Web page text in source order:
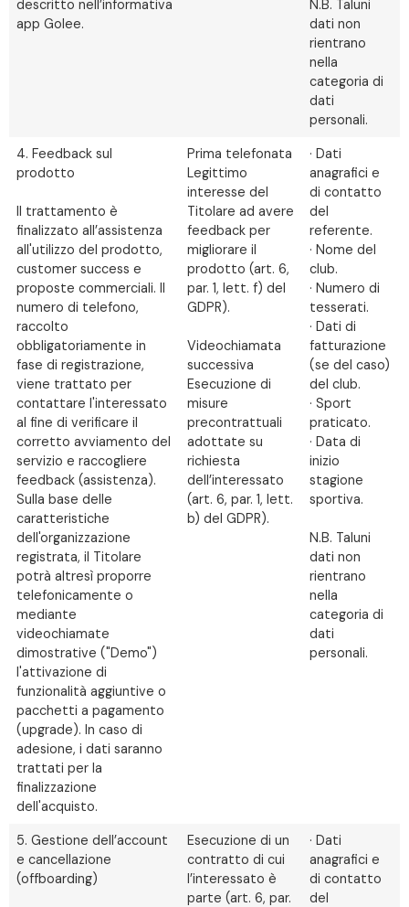
descritto nell’informativa
app Golee.
N.B. Taluni
dati non
rientrano
nella
categoria di
dati
personali.
4. Feedback sul
prodotto
Il trattamento è
finalizzato all’assistenza
all'utilizzo del prodotto,
customer success e
proposte commerciali. Il
numero di telefono,
raccolto
obbligatoriamente in
fase di registrazione,
viene trattato per
contattare l'interessato
al fine di verificare il
corretto avviamento del
servizio e raccogliere
feedback (assistenza).
Sulla base delle
caratteristiche
dell'organizzazione
registrata, il Titolare
potrà altresì proporre
telefonicamente o
mediante
videochiamate
dimostrative ("Demo")
l'attivazione di
funzionalità aggiuntive o
pacchetti a pagamento
(upgrade). In caso di
adesione, i dati saranno
trattati per la
finalizzazione
dell'acquisto.
Prima telefonata
Legittimo
interesse del
Titolare ad avere
feedback per
migliorare il
prodotto (art. 6,
par. 1, lett. f) del
GDPR).
Videochiamata
successiva
Esecuzione di
misure
precontrattuali
adottate su
richiesta
dell’interessato
(art. 6, par. 1, lett.
b) del GDPR).
· Dati
anagrafici e
di contatto
del
referente.
· Nome del
club.
· Numero di
tesserati.
· Dati di
fatturazione
(se del caso)
del club.
· Sport
praticato.
· Data di
inizio
stagione
sportiva.
N.B. Taluni
dati non
rientrano
nella
categoria di
dati
personali.
5. Gestione dell’account
e cancellazione
(offboarding)
Esecuzione di un
contratto di cui
l’interessato è
parte (art. 6, par.
· Dati
anagrafici e
di contatto
del